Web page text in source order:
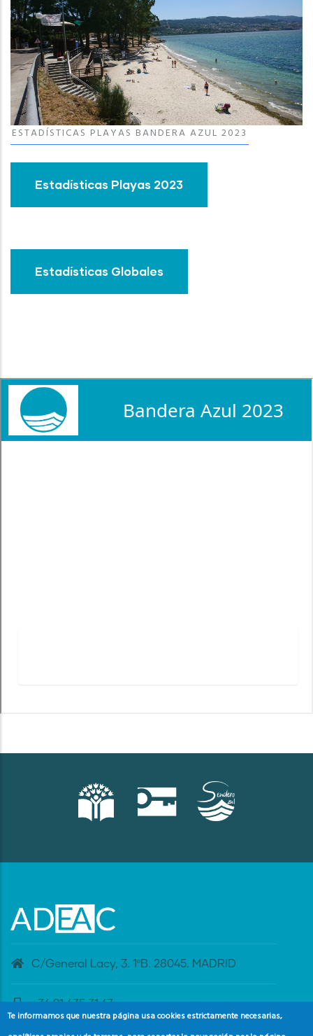
ESTADÍSTICAS PLAYAS BANDERA AZUL 2023
Estadísticas Playas 2023
Estadísticas Globales
C/General Lacy, 3. 1ºB. 28045. MADRID
+34 91 435 31 47
Te informamos que nuestra página usa cookies estrictamente necesarias,